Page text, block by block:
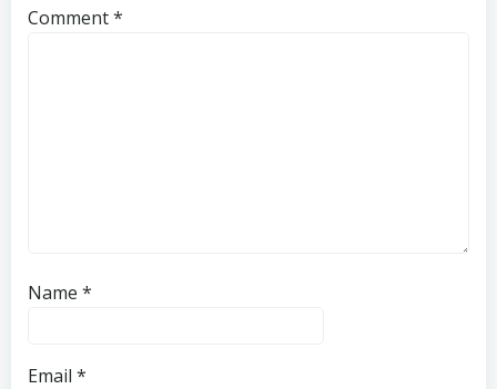
Comment*
Name *
Email *